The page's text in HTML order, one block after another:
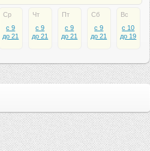
Ср
c 9
до 21
Чт
c 9
до 21
Пт
c 9
до 21
Сб
c 9
до 21
Вс
c 10
до 19